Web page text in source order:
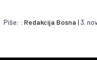
Piše: Redakcija Bosna |3.